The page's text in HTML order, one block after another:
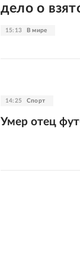
15:13 В мире
дело о
14:25 Спорт
Умер отец